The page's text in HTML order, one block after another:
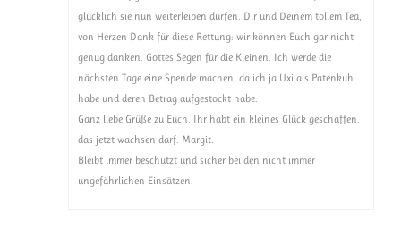
glücklich sie nun weiterleiben dürfen. Dir und Deinem tollem Tea,
von Herzen Dank für diese Rettung: wir können Euch gar nicht
genug danken. Gottes Segen für die Kleinen. Ich werde die
nächsten Tage eine Spende machen, da ich ja Uxi als Patenkuh
habe und deren Betrag aufgestockt habe.
Ganz liebe Grüße zu Euch. Ihr habt ein kleines Glück geschaffen.
das jetzt wachsen darf. Margit.
Bleibt immer beschützt und sicher bei den nicht immer
ungefährlichen Einsätzen.